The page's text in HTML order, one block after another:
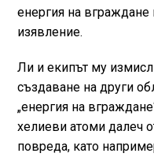
енергия на вграждане
изявление.
Ли и екипът му
създаване на други
„енергия на
хелиеви атоми далеч
повреда, като